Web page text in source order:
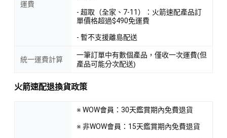
運費
- 超取（全家、7-11）：火箭速配產品訂
單價格超過$490免運費
- 暫不支援離島配送
統一運費計算
一筆訂單中有數個產品，僅收一次運費(但
產品可能分次配送)
火箭速配退換貨政策
※ WOW會員：30天鑑賞期內免費退貨
※ 非WOW會員：15天鑑賞期內免費退貨